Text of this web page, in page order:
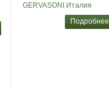
GERVASONI Италия
Подробнее